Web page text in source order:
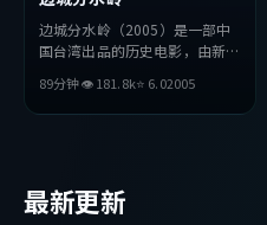
边城分水岭（2005）是一部中
国台湾出品的历史电影，由新海
主演。影片在叙事与视听上力求
突破，探讨人性与抉择，节奏张
89分钟👁181.8k⭐ 6.02005
最新更新